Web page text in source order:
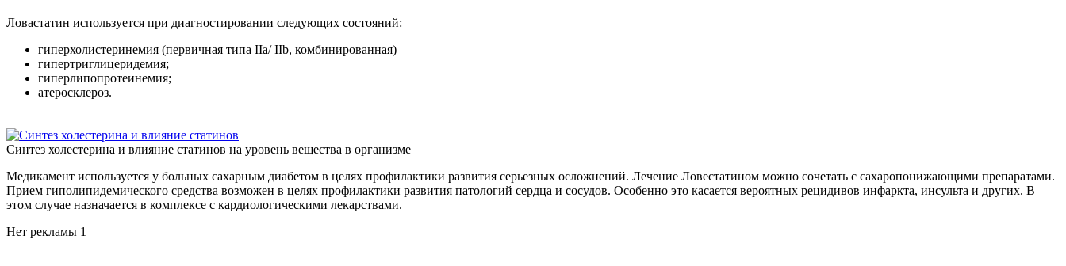
Ловастатин используется при диагностировании следующих состояний:
гиперхолистеринемия (первичная типа IIa/ IIb, комбинированная)
гипертриглицеридемия;
гиперлипопротеинемия;
атеросклероз.
Синтез холестерина и влияние статинов на уровень вещества в организме
Медикамент используется у больных сахарным диабетом в целях профилактики развития серьезных осложнений. Лечение Ловестатином можно сочетать с сахаропонижающими препаратами.
Прием гиполипидемического средства возможен в целях профилактики развития патологий сердца и сосудов. Особенно это касается вероятных рецидивов инфаркта, инсульта и других. В
этом случае назначается в комплексе с кардиологическими лекарствами.
Нет рекламы 1